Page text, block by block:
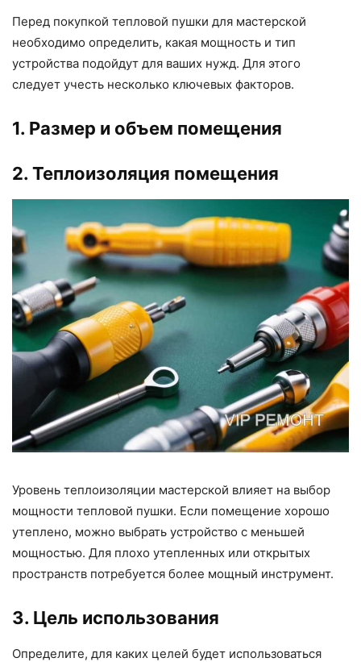
Перед покупкой тепловой пушки для мастерской
необходимо определить, какая мощность и тип
устройства подойдут для ваших нужд. Для этого
следует учесть несколько ключевых факторов.
1. Размер и объем помещения
2. Теплоизоляция помещения
Уровень теплоизоляции мастерской влияет на выбор
мощности тепловой пушки. Если помещение хорошо
утеплено, можно выбрать устройство с меньшей
мощностью. Для плохо утепленных или открытых
пространств потребуется более мощный инструмент.
3. Цель использования
Определите, для каких целей будет использоваться